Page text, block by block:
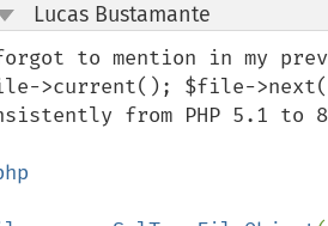
down
Lucas Bustamante
to mention in my
>current(); $file-
from PHP 5.1 to